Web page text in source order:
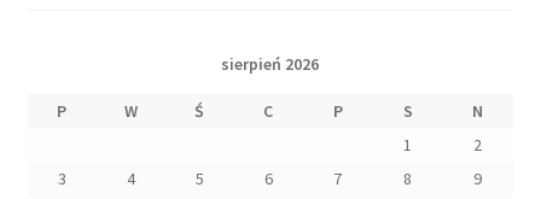
sierpień 2026
P W Ś C P S
N
1
2
3
4 5 6 7 8
9